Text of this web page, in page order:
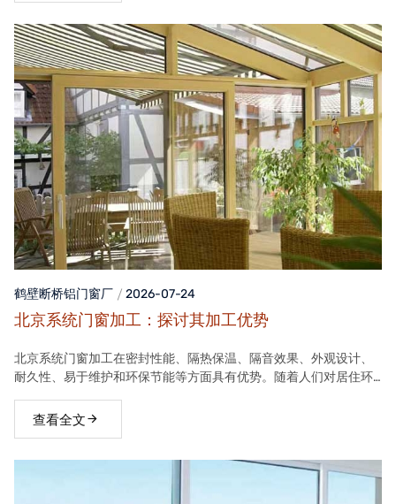
鹤壁断桥铝门窗厂 2026-07-24
北京系统门窗加工：探讨其加工优势
北京系统门窗加工在密封性能、隔热保温、隔音效果、外观设计、
耐久性、易于维护和环保节能等方面具有优势。随着人们对居住环
位。查看全文